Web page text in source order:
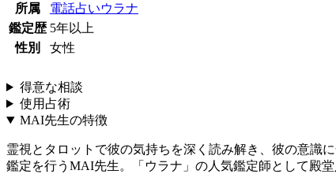
所属
電話占いウラナ
鑑定歴 5年以上
性別
女性
得意な相談
使用占術
MAI先生の特徴
霊視とタロットで彼の気持ちを深く読み解き、彼の意識
鑑定を行うMAI先生。「ウラナ」の人気鑑定師として殿